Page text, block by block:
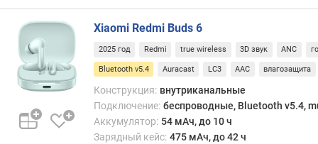
р
с
и
я
B
l
e
t
Xiaomi Redmi Buds 6
2025 год Redmi true wireless 3D звук ANC
Bluetooth v5.4 Auracast LC3 AAC влагозащита
Конструкция: внутриканальные
Подключение: беспроводные, Bluetooth v5.4,
Аккумулятор: 54 мАч, до 10 ч
Зарядный кейс: 475 мАч, до 42 ч